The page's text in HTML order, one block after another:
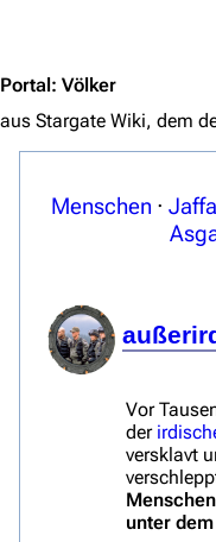
Portal: Völker
aus Stargate Wiki, dem
Menschen · Jaffa
Vor
der
versklavt
unter